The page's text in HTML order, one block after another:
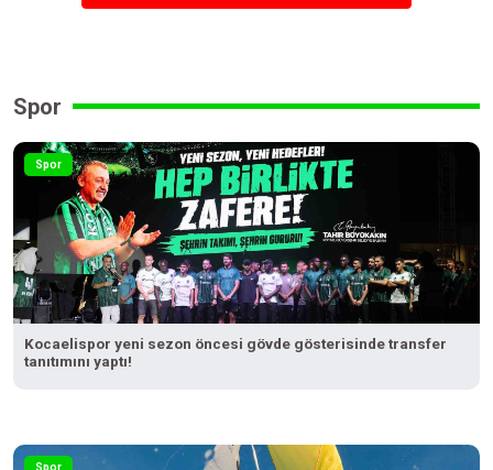
Spor
Spor
Kocaelispor yeni sezon öncesi gövde gösterisinde transfer
tanıtımını yaptı!
Spor